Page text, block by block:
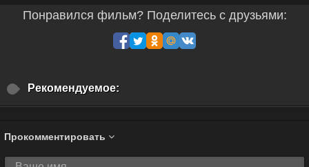
Понравился фильм? Поделитесь с друзьями:
Рекомендуемое:
Прокомментировать